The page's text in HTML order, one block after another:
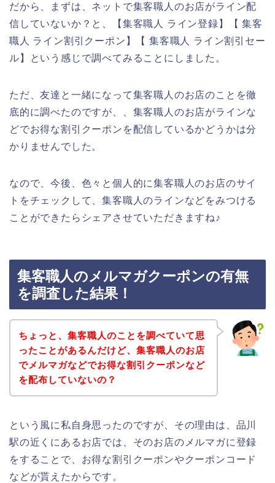
だから、まずは、ネットで集客職人のお店がライン配
信していないか？と、【集客職人 ライン登録】【 集客
職人 ライン割引クーポン】【 集客職人 ライン割引セー
ル】という感じで調べてみることにしました。
ただ、友達と一緒になって集客職人のお店のことを徹
底的に調べたのですが、、集客職人のお店がラインな
どでお得な割引クーポンを配信しているかどうかは分
かりませんでした。
なので、今後、色々と個人的に集客職人のお店のサイ
トをチェックして、集客職人のラインなどをみつける
ことができたらシェアさせていただきますね♪
集客職人のメルマガクーポンの有無
を調査した結果！
ちょっと、集客職人のことを調べていて思
ったことがあるんだけど、集客職人のお店
でメルマガなどでお得な割引クーポンなど
を配布していないの？
という風に私自身思ったのですが、その理由は、品川
駅の近くにあるお店では、そのお店のメルマガに登録
をすることで、お得な割引クーポンやクーポンコード
などが貰えたからです。